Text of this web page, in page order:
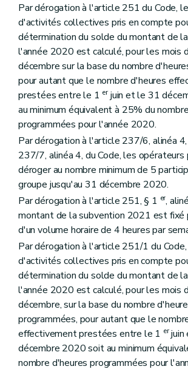
Par dérogation à l'article 251 du Code,
d'activités collectives pris en compte
détermination du solde du montant de
l'année 2020 est calculé, pour les mois
décembre sur la base du nombre
pour autant que le nombre d'heures
prestées entre le 1 erjuin et le 31
au minimum équivalent à 25% du
programmées pour l'année 2020.
Par dérogation à l'article 237/6, alinéa
237/7, alinéa 4, du Code, les
déroger au nombre minimum de 5
groupe jusqu'au 31 décembre 2020.
Par dérogation à l'article 251, § 1 er,
montant de la subvention 2021 est fixé
d'un volume horaire de 4 heures par
Par dérogation à l'article 251/1 du
d'activités collectives pris en compte
détermination du solde du montant de
l'année 2020 est calculé, pour les mois
décembre, sur la base du nombre
programmées, pour autant que le
effectivement prestées entre le 1 erjuin
décembre 2020 soit au minimum
nombre d'heures programmées pour